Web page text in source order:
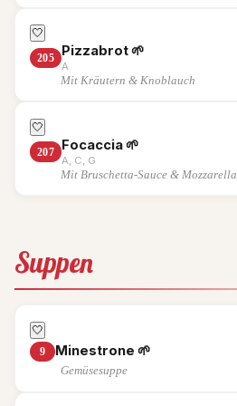
🤍
205 Pizzabrot 🌱
A
Mit Kräutern & Knoblauch
🤍
207 Focaccia 🌱
A, C, G
Mit Bruschetta-Sauce & Mozzarella
Suppen
🤍
9 Minestrone 🌱
Gemüsesuppe